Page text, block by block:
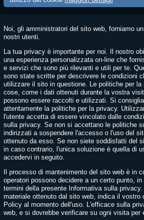
Noi, gli amministratori del sito web, forniamo
nostri utenti.
La tua privacy è importante per noi. Il nostro
una esperienza personalizzata on-line che
e servizi che sono più rilevanti e utili per te.
sono state scritte per descrivere le condizioni
utilizzare il sito in questione. Le politiche per
cose, come i dati ottenuti durante la vostra
possono essere raccolti e utilizzati. Si
attentamente la politiche per la privacy.
l'utente accetta di essere vincolato dalle
sulla privacy. Se non si accettano le politiche
indirizzati a sospendere l'accesso o l'uso del
ottenuto da esso. Se non siete soddisfatti del
in caso contrario, l'unica soluzione è quella di
accedervi in seguito.
Il processo di mantenimento del sito web è in
operatori possono decidere a un certo punto,
termini della presente Informativa sulla
materiale ottenuto dal sito web, indica il vostro
Policy al momento dell'uso. L'efficace sulla
web, e si dovrebbe verificare su ogni visita per